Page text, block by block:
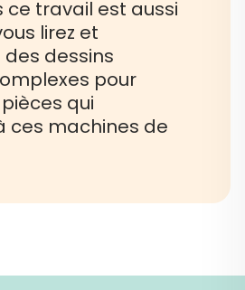
ce travail est aussi
lirez et
dessins
pour
qui
ces machines de